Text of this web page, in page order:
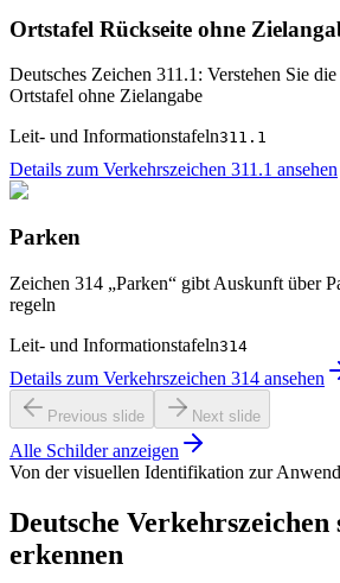
Ortstafel Rückseite ohne
Deutsches Zeichen 311.1: Verstehen Sie
Ortstafel ohne Zielangabe
Leit- und Informationstafeln311.1
Details zum Verkehrszeichen 311.1 ansehen
Parken
Zeichen 314 „Parken“ gibt Auskunft über
regeln
Leit- und Informationstafeln314
Details zum Verkehrszeichen 314 ansehen
Previous slide Next slide
Alle Schilder anzeigen
Von der visuellen Identifikation zur
Deutsche Verkehrszeichen
erkennen